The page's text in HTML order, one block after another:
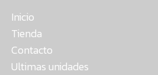
Inicio
Tienda
Contacto
Ultimas unidades